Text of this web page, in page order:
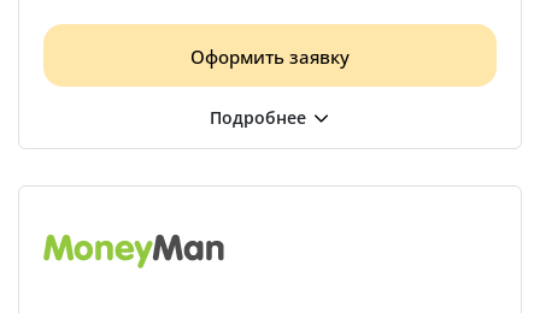
Оформить заявку